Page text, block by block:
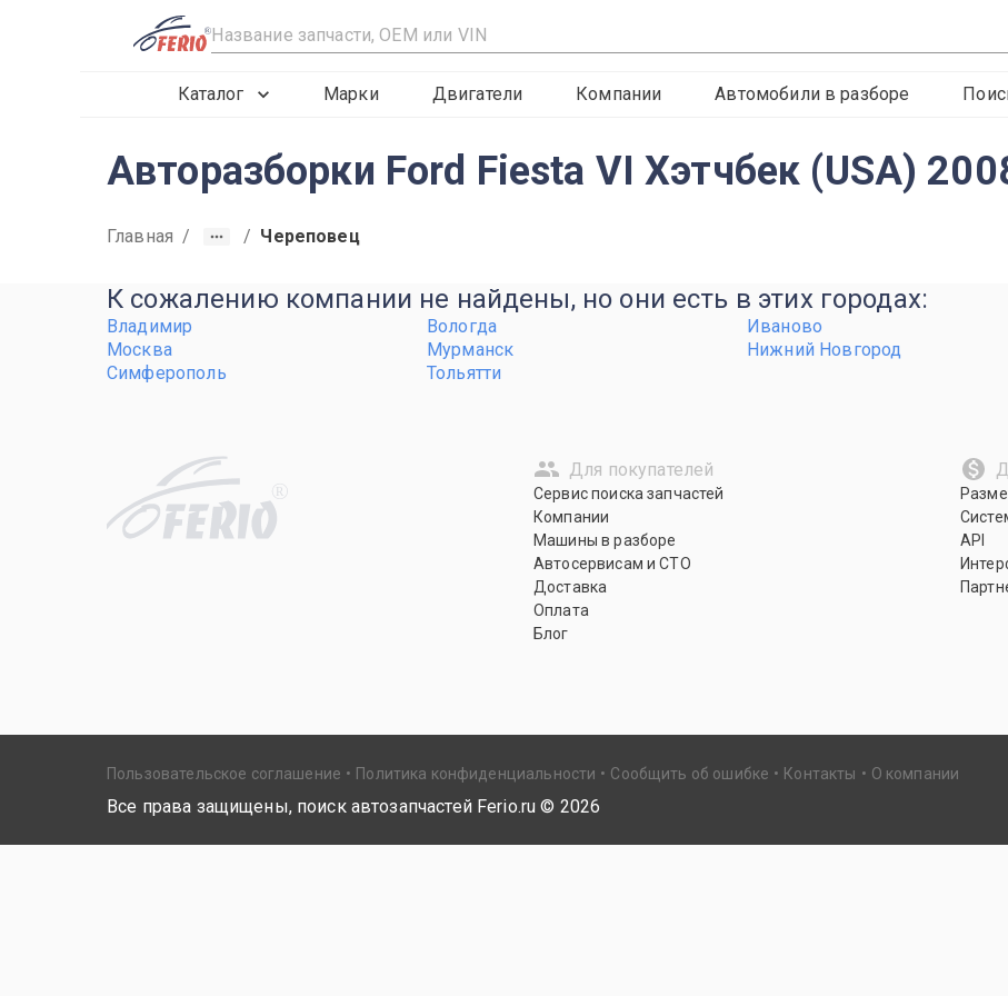
R
Каталог Марки Двигатели Компании Автомобили в разборе
Авторазборки Ford Fiesta VI Хэтчбек (USA)
Главная / / Череповец
К сожалению компании не найдены, но они есть в этих городах:
Владимир Вологда Иваново
Москва
Мурманск Нижний Новгород
Симферополь
Тольятти
R
Для покупателей
Сервис поиска запчастей
Компании
Машины в разборе
Автосервисам и СТО
Доставка
Оплата
Блог
API
Пользовательское соглашение Политика конфиденциальности Сообщить об ошибке Контакты О компании
Все права защищены, поиск автозапчастей Ferio.ru © 2026